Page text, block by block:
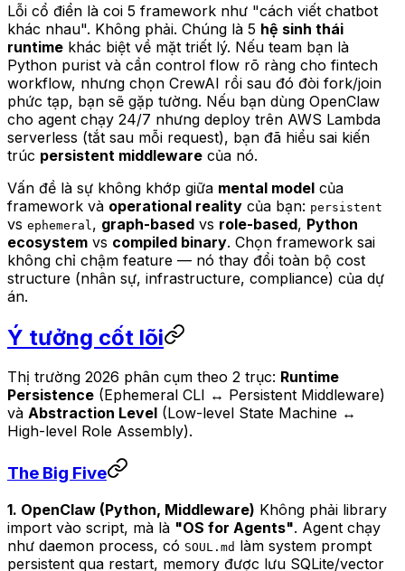
Lỗi cổ điển là coi 5 framework như "cách viết chatbot
khác nhau". Không phải. Chúng là 5 hệ sinh thái
runtime khác biệt về mặt triết lý. Nếu team bạn là
Python purist và cần control flow rõ ràng cho fintech
workflow, nhưng chọn CrewAI rồi sau đó đòi fork/join
phức tạp, bạn sẽ gặp tường. Nếu bạn dùng OpenClaw
cho agent chạy 24/7 nhưng deploy trên AWS Lambda
serverless (tắt sau mỗi request), bạn đã hiểu sai kiến
trúc persistent middleware của nó.
Vấn đề là sự không khớp giữa mental model của
framework và operational reality của bạn: persistent
vs ephemeral , graph-based vs role-based, Python
ecosystem vs compiled binary. Chọn framework sai
không chỉ chậm feature — nó thay đổi toàn bộ cost
structure (nhân sự, infrastructure, compliance) của dự
án.
Ý tưởng cốt lõi
Thị trường 2026 phân cụm theo 2 trục: Runtime
Persistence (Ephemeral CLI ↔ Persistent Middleware)
và Abstraction Level (Low-level State Machine ↔
High-level Role Assembly).
The Big Five
1. OpenClaw (Python, Middleware) Không phải library
import vào script, mà là "OS for Agents". Agent chạy
như daemon process, có SOUL.md làm system prompt
persistent qua restart, memory được lưu SQLite/vector